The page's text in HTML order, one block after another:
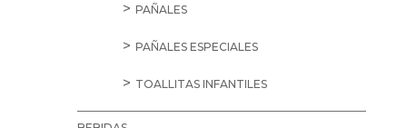
PAÑALES
PAÑALES ESPECIALES
TOALLITAS INFANTILES